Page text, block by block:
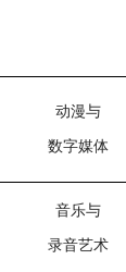
动漫与
数字媒体
音乐与
录音艺术